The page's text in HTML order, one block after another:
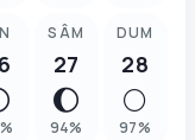
%
SÂM
27
🌔
94%
DUM
28
🌕
97%